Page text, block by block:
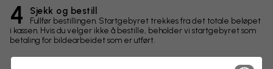
4 Sjekk og bestill
Fullfør bestillingen. Startgebyret trekkes fra det totale beløpet
i kassen. Hvis du velger ikke å bestille, beholder vi startgebyret som
betaling for bildearbeidet som er utført.